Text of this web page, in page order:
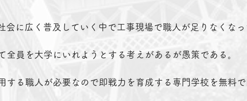
会に広く普及していく中で工事現場で職人が足りなくな
全員を大学にいれようとする考えがあるが愚策である。
する職人が必要なので即戦力を育成する専門学校を無料